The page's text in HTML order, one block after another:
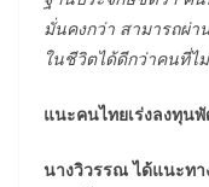
มั่นคงกว่า สามารถผ่า
ในชีวิตได้ดีกว่าคนที่ไ
แนะคนไทยเร่งลงทุน
นางวิวรรณ ได้แนะท